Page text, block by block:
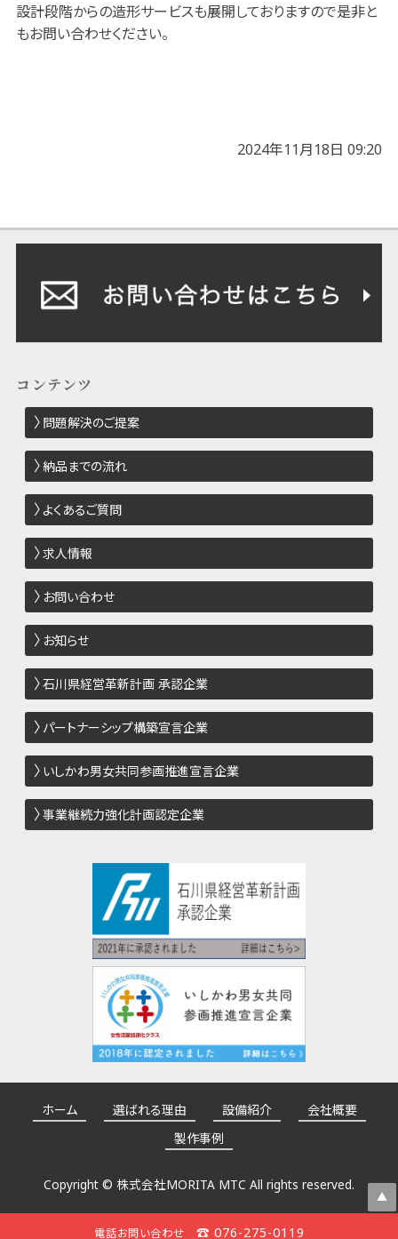
設計段階からの造形サービスも展開しておりますので是非と
もお問い合わせください。
2024年11月18日 09:20
▲
電話お問い合わせ ☎ 076-275-0119
コンテンツ
問題解決のご提案
納品までの流れ
よくあるご質問
求人情報
お問い合わせ
お知らせ
石川県経営革新計画 承認企業
パートナーシップ構築宣言企業
いしかわ男女共同参画推進宣言企業
事業継続力強化計画認定企業
ホーム 選ばれる理由 設備紹介
会社概要
製作事例
Copyright © 株式会社MORITA MTC All rights reserved.